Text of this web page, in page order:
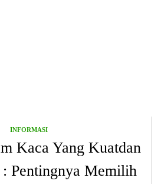
INFORMASI
Kaca Yang Kuatdan
: Pentingnya Memilih